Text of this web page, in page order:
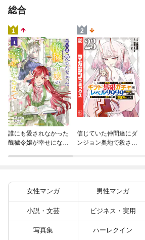
総合
1
誰にも愛されなかった
醜穢令嬢が幸せになる
2
信じていた仲間達にダ
ンジョン奥地で殺され
バーと世界に復讐＆
（２３）
女性マンガ 男性マンガ
小説・文芸 ビジネス・実用
写真集 ハーレクイン